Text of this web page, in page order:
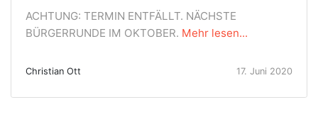
ACHTUNG: TERMIN ENTFÄLLT. NÄCHSTE
BÜRGERRUNDE IM OKTOBER. Mehr lesen...
Christian Ott 17. Juni 2020